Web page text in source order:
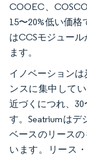
COOEC、
15〜20%低い価
はCCSモジュー
ます。
イノベーション
ンスに集中して
近づくにつれ、
す。Seatriumは
ベースのリース
います。リース